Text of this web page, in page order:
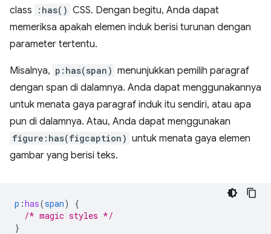
class :has() CSS. Dengan begitu, Anda dapat
memeriksa apakah elemen induk berisi turunan dengan
parameter tertentu.
Misalnya, p:has(span) menunjukkan pemilih paragraf
dengan span di dalamnya. Anda dapat menggunakannya
untuk menata gaya paragraf induk itu sendiri, atau apa
pun di dalamnya. Atau, Anda dapat menggunakan
figure:has(figcaption) untuk menata gaya elemen
gambar yang berisi teks.
p :has(span)
{
/* magic styles */
}